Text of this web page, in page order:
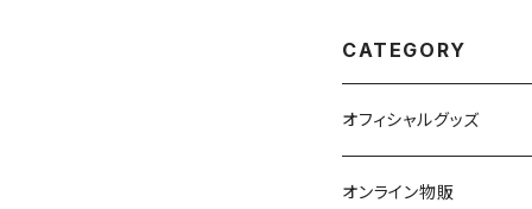
ット
CATEGORY
オフィシャルグッズ
オンライン物販